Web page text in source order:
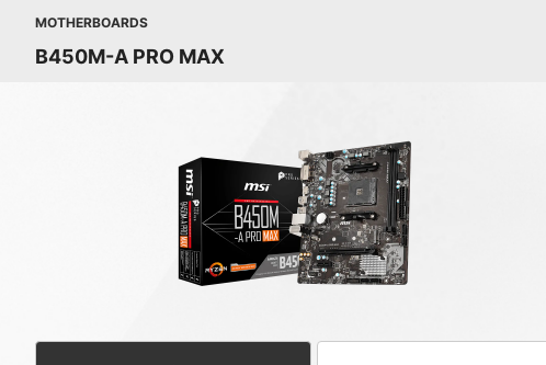
MOTHERBOARDS
B450M-A PRO MAX